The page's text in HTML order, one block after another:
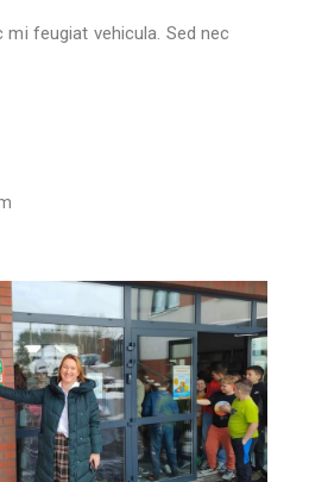
feugiat vehicula. Sed nec